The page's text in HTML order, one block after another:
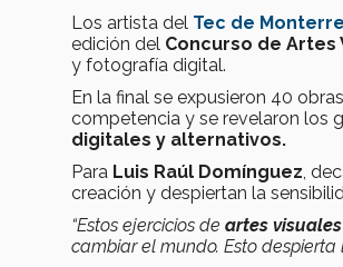
Los artista del Tec de
edición del Concurso de Artes
y fotografía digital.
En la final se expusieron 40
competencia y se revelaron los
digitales y alternativos.
Para Luis Raúl Domínguez,
creación y despiertan la
“Estos ejercicios de artes visuales
cambiar el mundo. Esto